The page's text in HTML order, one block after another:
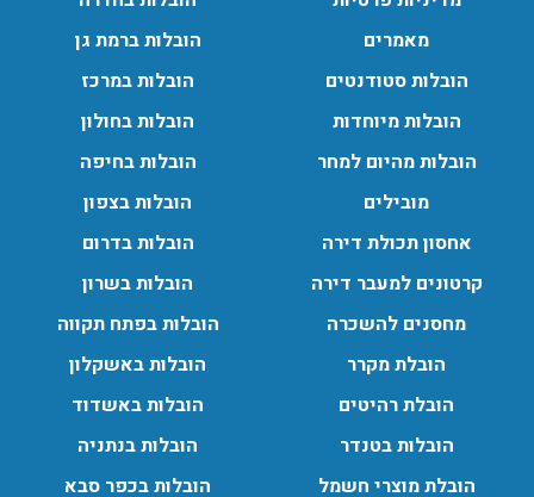
מאמרים
הובלות סטודנטים
הובלות מיוחדות
הובלות מהיום למחר
מובילים
אחסון תכולת דירה
קרטונים למעבר דירה
מחסנים להשכרה
הובלת מקרר
הובלת רהיטים
הובלות בטנדר
הובלת מוצרי חשמל
הובלות ברמת גן
הובלות במרכז
הובלות בחולון
הובלות בחיפה
הובלות בצפון
הובלות בדרום
הובלות בשרון
הובלות בפתח תקווה
הובלות באשקלון
הובלות באשדוד
הובלות בנתניה
הובלות בכפר סבא